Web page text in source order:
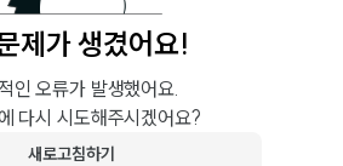
제가 생겼어요!
인 오류가 발생했어요.
다시 시도해주시겠어요?
새로고침하기